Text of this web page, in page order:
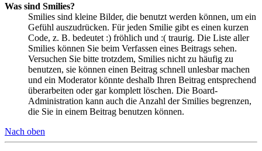
Was sind Smilies?
Smilies sind kleine Bilder, die benutzt werden können, um ein
Gefühl auszudrücken. Für jeden Smilie gibt es einen kurzen
Code, z. B. bedeutet :) fröhlich und :( traurig. Die Liste aller
Smilies können Sie beim Verfassen eines Beitrags sehen.
Versuchen Sie bitte trotzdem, Smilies nicht zu häufig zu
benutzen, sie können einen Beitrag schnell unlesbar machen
und ein Moderator könnte deshalb Ihren Beitrag entsprechend
überarbeiten oder gar komplett löschen. Die Board-
Administration kann auch die Anzahl der Smilies begrenzen,
die Sie in einem Beitrag benutzen können.
Nach oben